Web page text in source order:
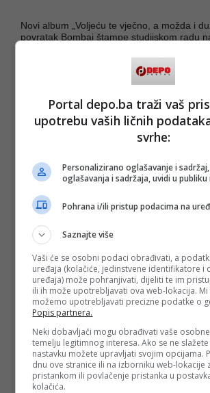
Novi album „Voljeću te vječno, a možda i
povratak Bombaj štampe studijskom radu
pjesama, a već sada je jasno da će izdanje
prepoznatljivog autorskog rukopisa benda i
produkcijskog izraza, uz teme koje
Bombaj štampa jedan je od
regionalne rock scene, osnovan početkom
godina u Sarajevu. Tokom višedecenijske
pjesama i albuma, te stekao status sastava
jednu generaciju, ali i ostao relevantan
(DEPO PORTAL/ad)
PODIJELI NA
Depo.bapratite putem društvenih mreža
Portal depo.ba traži vaš
upotrebu vaših ličnih
svrhe:
Personalizirano oglašavanje i
oglašavanja i sadržaja, uvidi u
Pohrana i/ili pristup podacima na
Saznajte više
Vaši će se osobni podaci obrađivati, a
uređaja (kolačiće, jedinstvene identifikatore i
uređaja) može pohranjivati, dijeliti te im
ili ih može upotrebljavati ova web-lokacija.
možemo upotrebljavati precizne podatke o
Popis partnera.
Neki dobavljači mogu obrađivati vaše
temelju legitimnog interesa. Ako se ne slažete
nastavku možete upravljati svojim opcijama.
dnu ove stranice ili na izborniku web-lokacije
pristankom ili povlačenje pristanka u
kolačića.